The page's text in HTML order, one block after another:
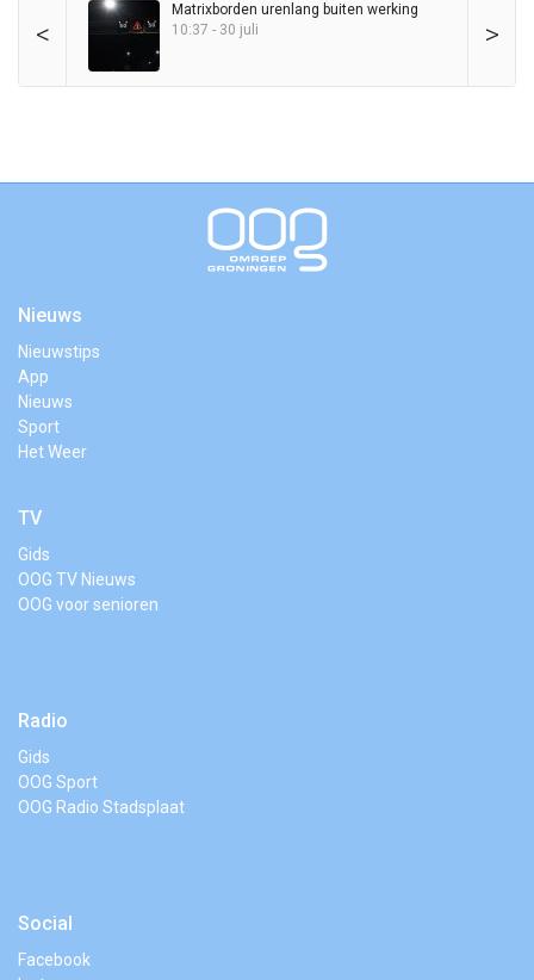
< >
Matrixborden urenlang buiten werking
10:37 - 30 juli
Nieuws
Nieuwstips
App
Nieuws
Sport
Het Weer
TV
Gids
OOG TV Nieuws
OOG voor senioren
Radio
Gids
OOG Sport
OOG Radio Stadsplaat
Social
Facebook